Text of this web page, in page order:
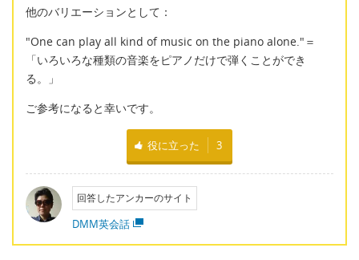
他のバリエーションとして：
"One can play all kind of music on the piano alone."＝
「いろいろな種類の音楽をピアノだけで弾くことができ
る。」
ご参考になると幸いです。
役に立った 3
回答したアンカーのサイト
DMM英会話